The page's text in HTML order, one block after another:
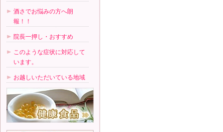
酒さでお悩みの方へ朗
報！！
院長一押し・おすすめ
このような症状に対応して
います。
お越しいただいている地域